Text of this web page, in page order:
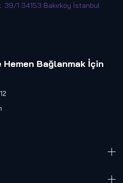
39/1 34153 Bakırköy İstanbul
Bağlanmak İçin